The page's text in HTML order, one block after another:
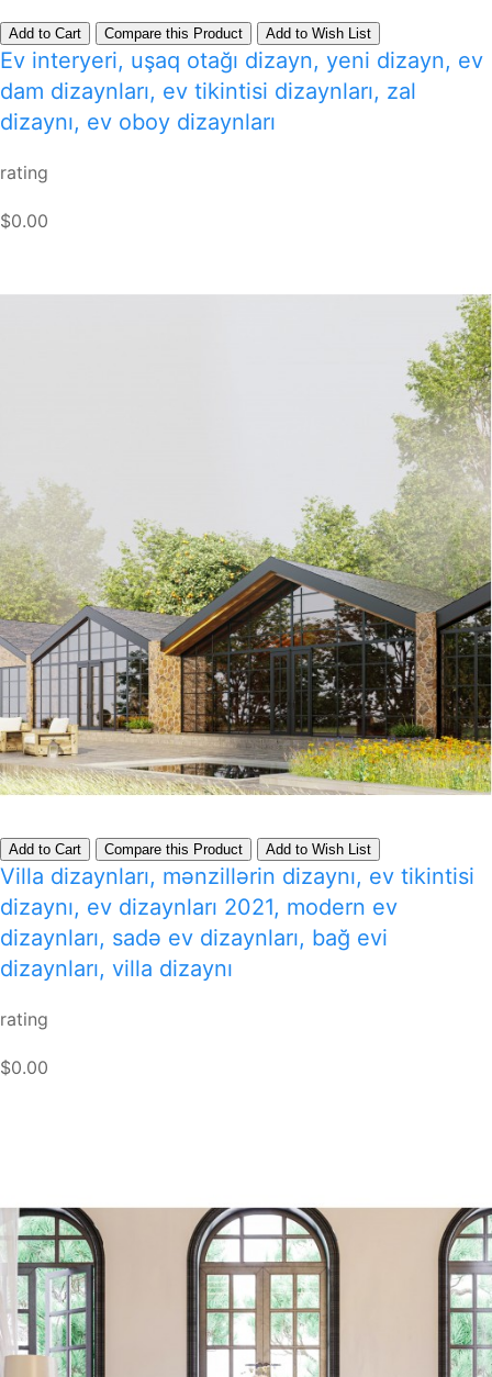
Add to Cart Compare this Product Add to Wish List
Ev interyeri, uşaq otağı dizayn, yeni dizayn, ev
dam dizaynları, ev tikintisi dizaynları, zal
dizaynı, ev oboy dizaynları
rating
$0.00
Add to Cart Compare this Product Add to Wish List
Villa dizaynları, mənzillərin dizaynı, ev tikintisi
dizaynı, ev dizaynları 2021, modern ev
dizaynları, sadə ev dizaynları, bağ evi
dizaynları, villa dizaynı
rating
$0.00